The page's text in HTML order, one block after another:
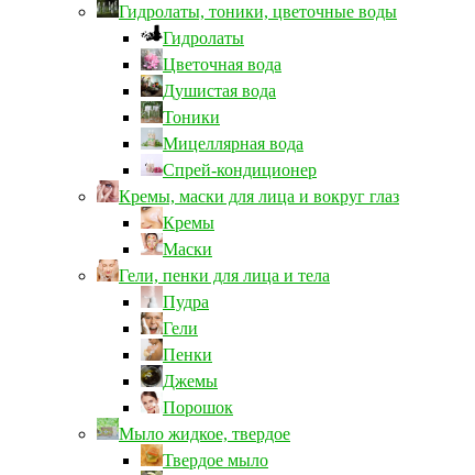
Гидролаты, тоники, цветочные воды
Гидролаты
Цветочная вода
Душистая вода
Тоники
Мицеллярная вода
Спрей-кондиционер
Кремы, маски для лица и вокруг глаз
Кремы
Маски
Гели, пенки для лица и тела
Пудра
Гели
Пенки
Джемы
Порошок
Мыло жидкое, твердое
Твердое мыло